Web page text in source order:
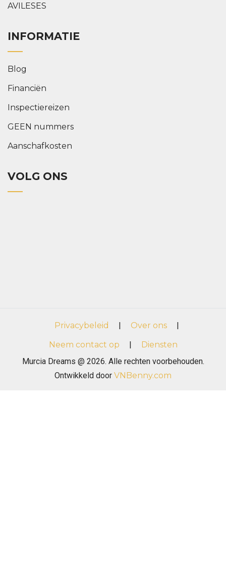
AVILESES
INFORMATIE
Blog
Financiën
Inspectiereizen
GEEN nummers
Aanschafkosten
VOLG ONS
Privacybeleid | Over ons
|
Neem contact op
|
Diensten
Murcia Dreams @ 2026. Alle rechten voorbehouden.
Ontwikkeld door VNBenny.com